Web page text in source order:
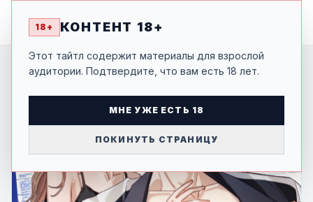
MANGA -SHI
18+ КОНТЕНТ 18+
Этот тайтл содержит материалы для взрослой
аудитории. Подтвердите, что вам есть 18 лет.
МНЕ УЖЕ ЕСТЬ 18
ПОКИНУТЬ СТРАНИЦУ